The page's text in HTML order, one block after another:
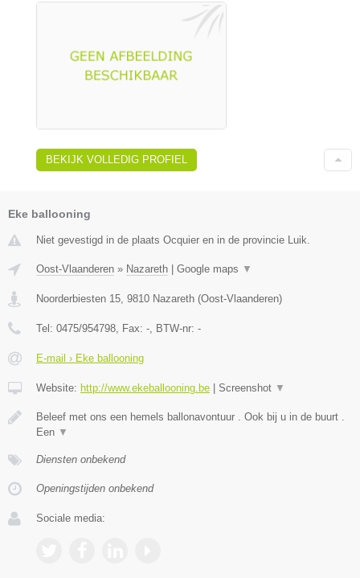
BEKIJK VOLLEDIG PROFIEL
Eke ballooning
Niet gevestigd in de plaats Ocquier en in de provincie Luik.
Oost-Vlaanderen » Nazareth Google maps ▼
Noorderbiesten 15, 9810 Nazareth (Oost-Vlaanderen)
Tel: 0475/954798, Fax: -, BTW-nr: -
E-mail › Eke ballooning
Website: http://www.ekeballooning.be Screenshot ▼
Beleef met ons een hemels ballonavontuur . Ook bij u in de buurt .
Een ▼
Diensten onbekend
Openingstijden onbekend
Sociale media: